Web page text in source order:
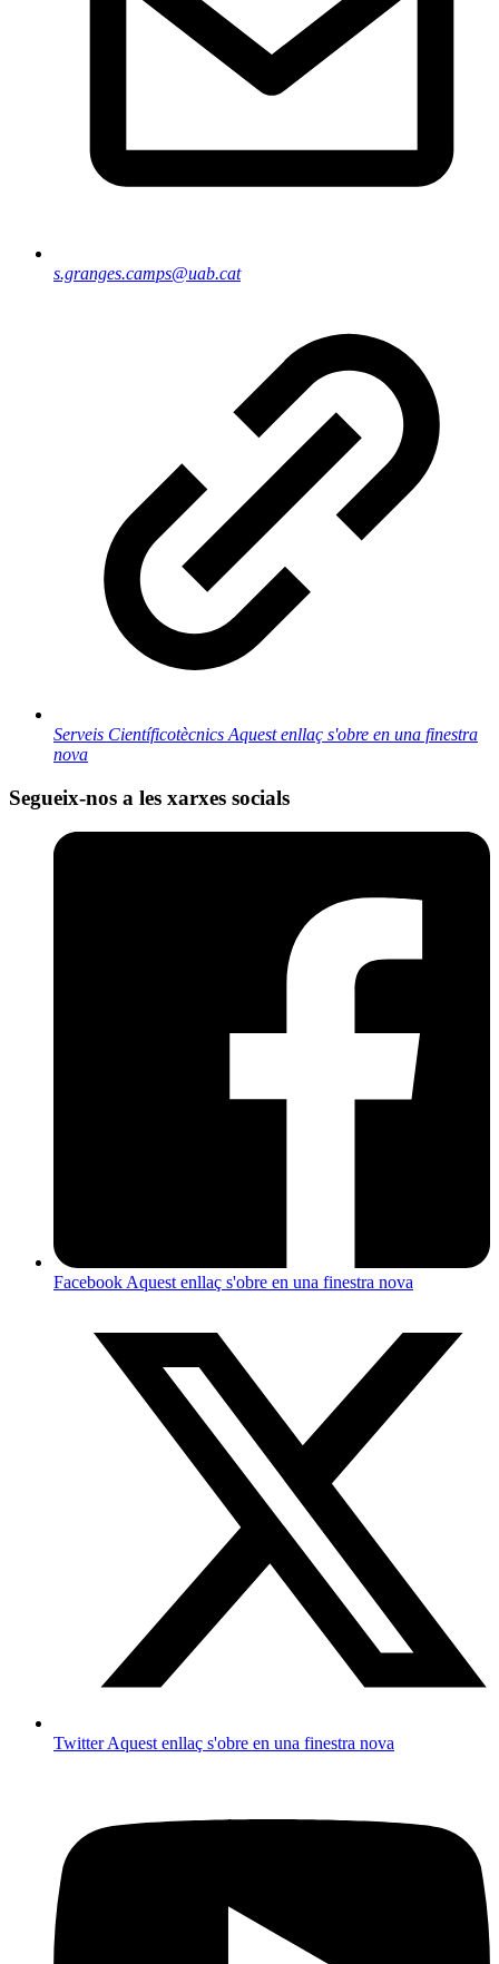
s.granges.camps@uab.cat
Serveis Científicotècnics Aquest enllaç s'obre en una finestra
nova
Segueix-nos a les xarxes socials
Facebook Aquest enllaç s'obre en una finestra nova
TwitterAquest enllaç s'obre en una finestra nova